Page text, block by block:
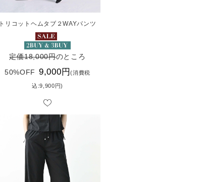
トリコットヘムタブ２WAYパンツ
定価18,000円のところ
50%OFF 9,000円(消費税
込:9,900円)